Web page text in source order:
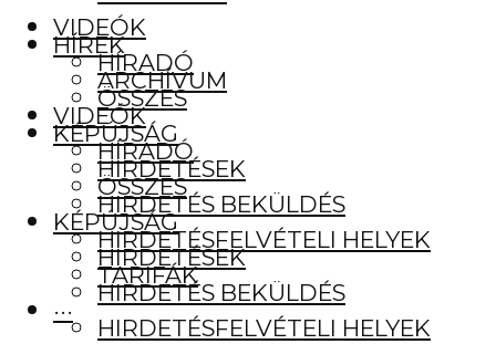
VIDEÓK
HÍRADÓ
ÖSSZES
KÉPÚJSÁG
HIRDETÉSEK
HIRDETÉS BEKÜLDÉS
HIRDETÉSFELVÉTELI HELYEK
TARIFÁK
···
HÍREK
ARCHÍVUM
VIDEÓK
HÍRADÓ
ÖSSZES
KÉPÚJSÁG
HIRDETÉSEK
HIRDETÉS BEKÜLDÉS
HIRDETÉSFELVÉTELI HELYEK